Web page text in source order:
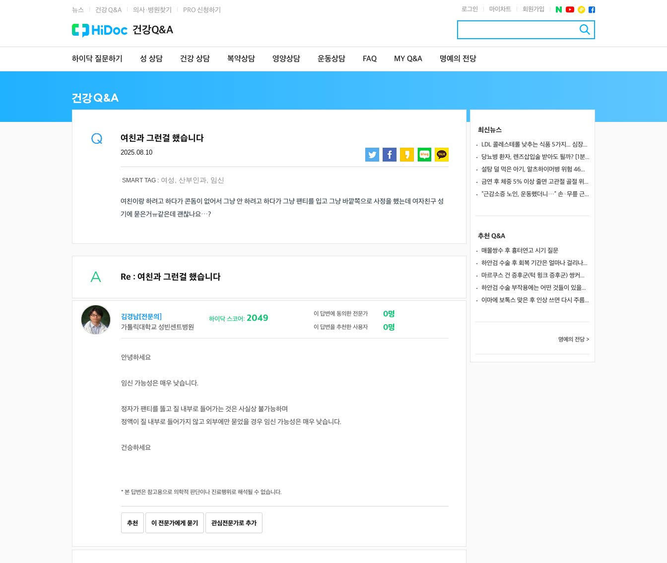
뉴스 건강 Q&A 의사·병원찾기 PRO 신청하기 로그인 마이차트 회원가입
건강Q&A
하이닥 질문하기 성 상담 건강 상담 복약상담 영양상담 운동상담 FAQ MY Q&A 명예의 전당
여친과 그런걸 했습니다
2025.08.10
SMART TAG : 여성 산부인과 임신
여친이랑 하려고 하다가 콘돔이 없어서 그냥 안 하려고 하다가 그냥 팬티를 입고 그냥 바깥쪽으로 사정을 했는데 여자친구 성
기에 묻은거ㅠ같은데 괜찮나요…?
Re : 여친과 그런걸 했습니다
김경남[전문의]
가톨릭대학교 성빈센트병원
하이닥 스코어: 2049 이 답변에 동의한 전문가 0명
이 답변을 추천한 사용자 0명
안녕하세요
임신 가능성은 매우 낮습니다.
정자가 팬티를 뚫고 질 내부로 들어가는 것은 사실상 불가능하며
정액이 질 내부로 들어가지 않고 외부에만 묻었을 경우 임신 가능성은 매우 낮습니다.
건승하세요
* 본 답변은 참고용으로 의학적 판단이나 진료행위로 해석될 수 없습니다.
추천 이 전문가에게 묻기 관심전문가로 추가
최신뉴스
LDL 콜레스테롤 낮추는 식품 5가지... 심장내과 전문의 추천한 '이것'은?
당뇨병 환자, 렌즈삽입술 받아도 될까? [1분 Q&A]
설탕 덜 먹은 아기, 알츠하이머병 위험 46%↓… 불안장애도 감소
금연 후 체중 5% 이상 줄면 고관절 골절 위험 1.8배↑
“근감소증 노인, 운동했더니…” 손·무릎 근력·보행 속도 모두 개선됐다
추천 Q&A
매몰쌍수 후 흉터연고 시기 질문
하안검 수술 후 회복 기간은 얼마나 걸리나요?
마르쿠스 건 증후군(턱 윙크 증후군) 쌍커풀 수술 가능 여부
하안검 수술 부작용에는 어떤 것들이 있을까요?
이마에 보톡스 맞은 후 인상 쓰면 다시 주름이 생길까요?
명예의 전당 >